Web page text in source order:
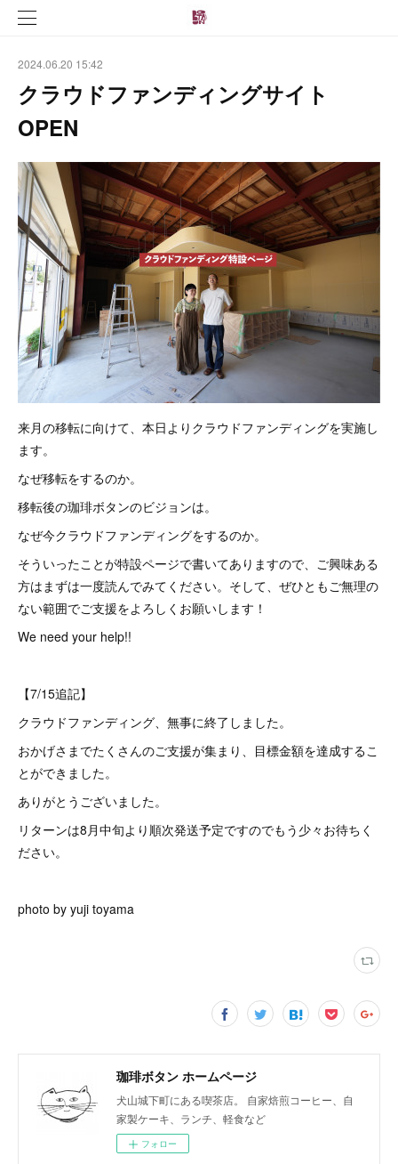
2024.06.20 15:42
クラウドファンディングサイト
OPEN
来月の移転に向けて、本日よりクラウドファンディングを実施し
ます。
なぜ移転をするのか。
移転後の珈琲ボタンのビジョンは。
なぜ今クラウドファンディングをするのか。
そういったことが特設ページで書いてありますので、ご興味ある
方はまずは一度読んでみてください。そして、ぜひともご無理の
ない範囲でご支援をよろしくお願いします！
We need your help!!
【7/15追記】
クラウドファンディング、無事に終了しました。
おかげさまでたくさんのご支援が集まり、目標金額を達成するこ
とができました。
ありがとうございました。
リターンは8月中旬より順次発送予定ですのでもう少々お待ちく
ださい。
photo by yuji toyama
珈琲ボタン ホームページ
犬山城下町にある喫茶店。 自家焙煎コーヒー、自
家製ケーキ、ランチ、軽食など
フォロー